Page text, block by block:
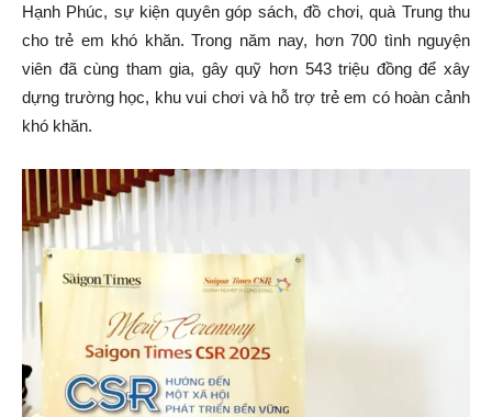
Hạnh Phúc, sự kiện quyên góp sách, đồ chơi, quà Trung thu
cho trẻ em khó khăn. Trong năm nay, hơn 700 tình nguyện
viên đã cùng tham gia, gây quỹ hơn 543 triệu đồng để xây
dựng trường học, khu vui chơi và hỗ trợ trẻ em có hoàn cảnh
khó khăn.